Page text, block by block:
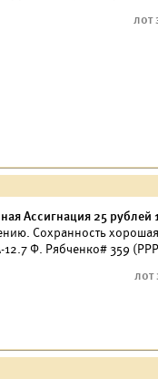
Ассигнация 25 рублей
Сохранность
12.7 Ф. Рябченко# 359